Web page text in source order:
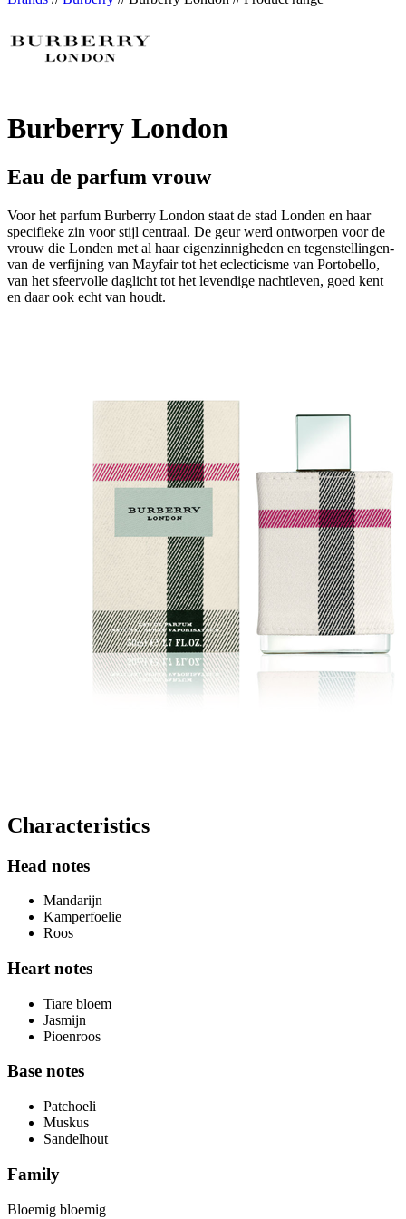
Burberry London
Eau de parfum vrouw
Voor het parfum Burberry London staat de stad Londen en haar
specifieke zin voor stijl centraal. De geur werd ontworpen voor de
vrouw die Londen met al haar eigenzinnigheden en tegenstellingen-
van de verfijning van Mayfair tot het eclecticisme van Portobello,
van het sfeervolle daglicht tot het levendige nachtleven, goed kent
en daar ook echt van houdt.
Characteristics
Head notes
Mandarijn
Kamperfoelie
Roos
Heart notes
Tiare bloem
Jasmijn
Pioenroos
Base notes
Patchoeli
Muskus
Sandelhout
Family
Bloemig bloemig